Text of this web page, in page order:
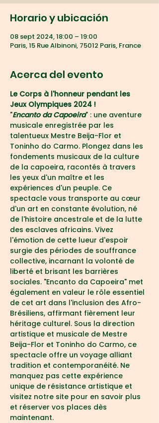
Horario y ubicación
08 sept 2024, 18:00 – 19:00
Paris, 15 Rue Albinoni, 75012 Paris, France
Acerca del evento
Le Corps à l'honneur pendant les
Jeux Olympiques 2024 !
"Encanto da Capoeira" : une aventure
musicale enregistrée par les
talentueux Mestre Beija-Flor et
Toninho do Carmo. Plongez dans les
fondements musicaux de la culture
de la capoeira, racontés à travers
les yeux d'un maître et les
expériences d'un peuple. Ce
spectacle vous transporte au cœur
d'un art en constante évolution, né
de l'histoire ancestrale et de la lutte
des esclaves africains. Vivez
l'émotion de cette lueur d'espoir
surgie des périodes de souffrance
collective, incarnant la volonté de
liberté et brisant les barrières
sociales. "Encanto da Capoeira" met
également en valeur le rôle essentiel
de cet art dans l'inclusion des Afro-
Brésiliens, affirmant fièrement leur
héritage culturel. Sous la direction
artistique et musicale de Mestre
Beija-Flor et Toninho do Carmo, ce
spectacle offre un voyage alliant
tradition et contemporanéité. Ne
manquez pas cette expérience
unique de résistance artistique et
visitez notre site pour en savoir plus
et réserver vos places dès
maintenant.